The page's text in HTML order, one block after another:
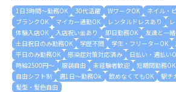
1日3時間～勤務OK 30代活躍 WワークOK ネイル・
ブランクOK
マイカー通勤OK レンタルドレスあり
体験入店OK
入店祝い金あり 即日勤務OK 友達と一
土日祝日のみ勤務OK
学歴不問 学生・フリーターOK
平日のみ勤務OK
感染症対策対応済み 日払い・週払い
時給2500円～
服装自由 未経験者歓迎 短期間勤務OK
自由シフト制
週1日～勤務Ok 飲めなくてもOK 駅チ
髪型・髪色自由